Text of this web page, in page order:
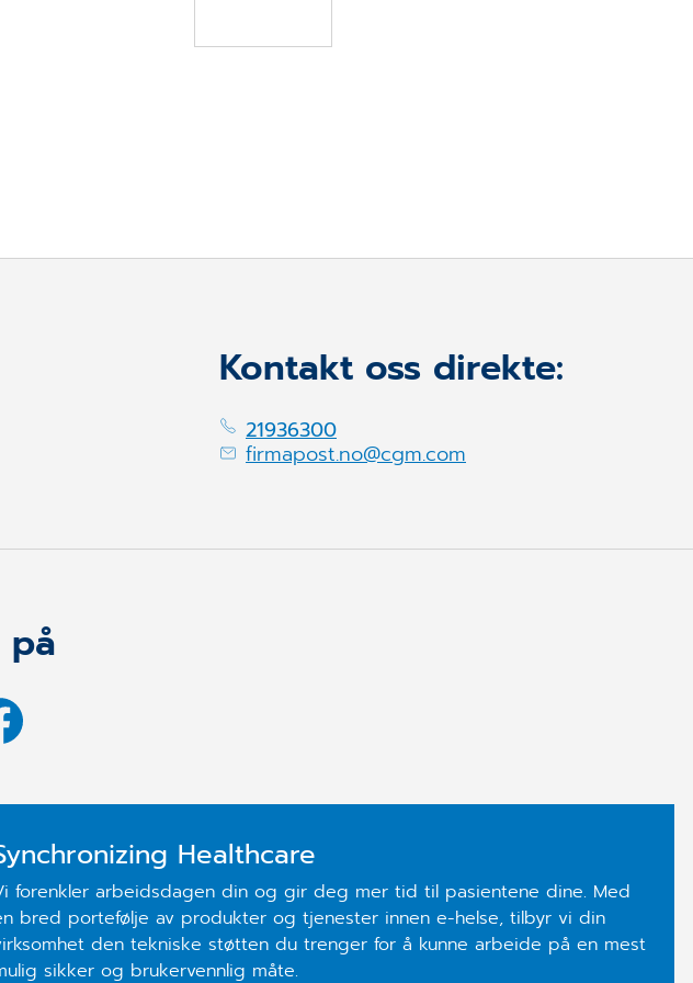
Kontakt oss direkte:
21936300
firmapost.no@cgm.com
på
Healthcare
forenkler arbeidsdagen din og gir deg mer tid til pasientene dine. Med
bred portefølje av produkter og tjenester innen e-helse, tilbyr vi din
den tekniske støtten du trenger for å kunne arbeide på en mest
sikker og brukervennlig måte.